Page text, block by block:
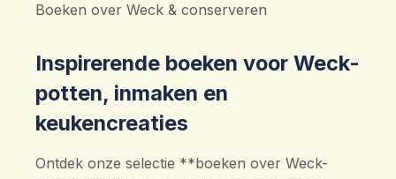
Boeken over Weck & conserveren
Inspirerende boeken voor Weck-
potten, inmaken en
keukencreaties
Ontdek onze selectie **boeken over Weck-